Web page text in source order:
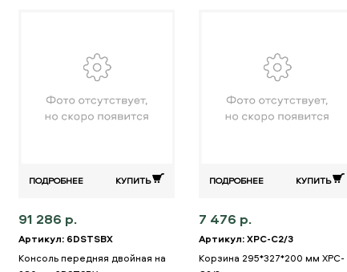
ПОДРОБНЕЕ КУПИТЬ
91 286 р.
Артикул: 6DSTSBX
Консоль передняя двойная на
ПОДРОБНЕЕ КУПИТЬ
7 476 р.
Артикул: XPC-C2/3
Корзина 295*327*200 мм XPC-